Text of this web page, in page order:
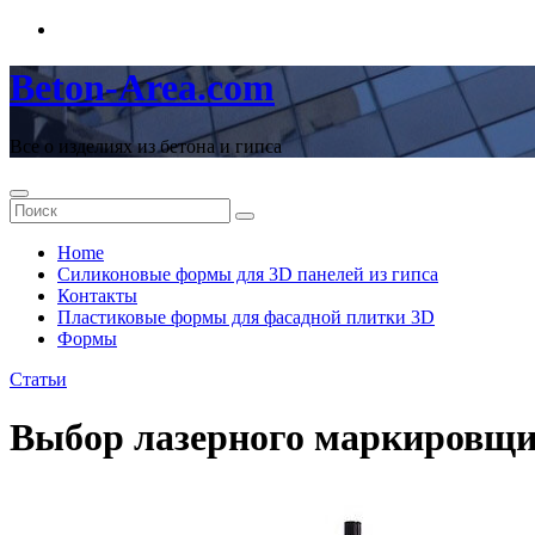
Перейти
содержимому
Beton-Area.com
Все о изделиях из бетона и гипса
Home
Cиликоновые формы для 3D панелей из гипса
Контакты
Пластиковые формы для фасадной плитки 3D
Формы
Статьи
Выбор лазерного